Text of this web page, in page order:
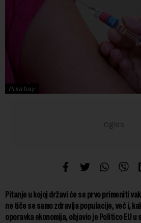
Pixabay
Pitanje u kojoj državi će se prvo primeniti
ne tiče se samo zdravlja populacije, već i,
oporavka ekonomija, objavio je Politico EU u